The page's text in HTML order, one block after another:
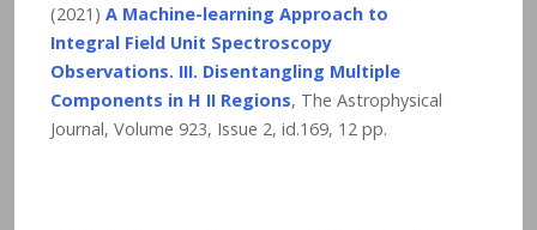
(2021) A Machine-learning Approach to
Integral Field Unit Spectroscopy
Observations. III. Disentangling Multiple
Components in H II Regions, The Astrophysical
Journal, Volume 923, Issue 2, id.169, 12 pp.